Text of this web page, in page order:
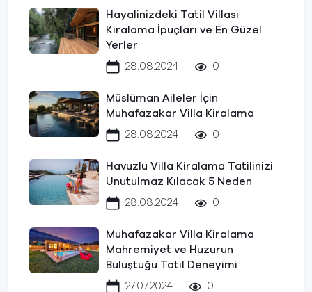
Hayalinizdeki Tatil Villası
Kiralama İpuçları ve En Güzel
Yerler
28.08.2024
0
Müslüman Aileler İçin
Muhafazakar Villa Kiralama
28.08.2024
0
Havuzlu Villa Kiralama Tatilinizi
Unutulmaz Kılacak 5 Neden
28.08.2024
0
Muhafazakar Villa Kiralama
Mahremiyet ve Huzurun
Buluştuğu Tatil Deneyimi
27.07.2024
0